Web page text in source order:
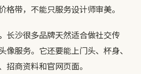
格带，不能只服务设计师审美。
长沙很多品牌天然适合做社交传
像服务。它还要能上门头、杯身、
招商资料和官网页面。